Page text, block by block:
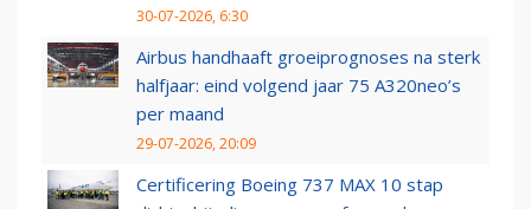
30-07-2026, 6:30
Airbus handhaaft groeiprognoses na sterk
halfjaar: eind volgend jaar 75 A320neo’s
per maand
29-07-2026, 20:09
Certificering Boeing 737 MAX 10 stap